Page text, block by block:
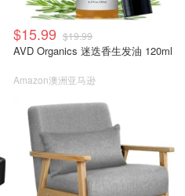
$15.99 $19.99
AVD Organics 迷迭香生发油 120ml
Amazon澳洲亚马逊